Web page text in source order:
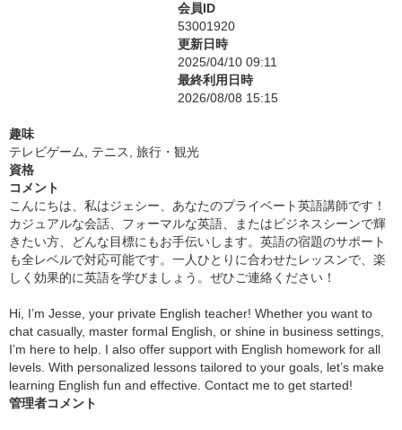
会員ID
53001920
更新日時
2025/04/10 09:11
最終利用日時
2026/08/08 15:15
趣味
テレビゲーム, テニス, 旅行・観光
資格
コメント
こんにちは、私はジェシー、あなたのプライベート英語講師です！
カジュアルな会話、フォーマルな英語、またはビジネスシーンで輝
きたい方、どんな目標にもお手伝いします。英語の宿題のサポート
も全レベルで対応可能です。一人ひとりに合わせたレッスンで、楽
しく効果的に英語を学びましょう。ぜひご連絡ください！
Hi, I’m Jesse, your private English teacher! Whether you want to
chat casually, master formal English, or shine in business settings,
I’m here to help. I also offer support with English homework for all
levels. With personalized lessons tailored to your goals, let’s make
learning English fun and effective. Contact me to get started!
管理者コメント